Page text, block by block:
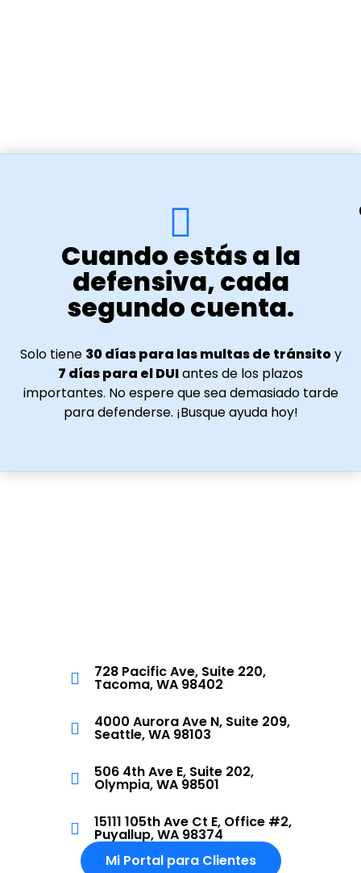
Cuando estás a la
defensiva, cada
segundo cuenta.
Solo tiene 30 días para las multas de tránsitoy
7 días para el DUIantes de los plazos
importantes. No espere que sea demasiado tarde
para defenderse. ¡Busque ayuda hoy!
728 Pacific Ave, Suite 220,
Tacoma, WA 98402
4000 Aurora Ave N, Suite 209,
Seattle, WA 98103
506 4th Ave E, Suite 202,
Olympia, WA 98501
15111 105th Ave Ct E, Office #2,
Puyallup, WA 98374
Mi Portal para Clientes